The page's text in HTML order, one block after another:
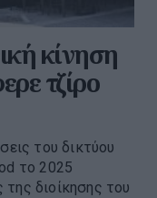
κίνηση
τζίρο
του δικτύου
το 2025
διοίκησης του